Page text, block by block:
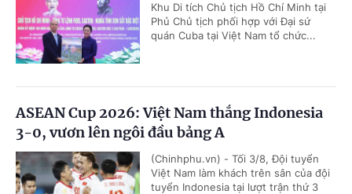
Khu Di tích Chủ tịch Hồ Chí Minh tại
Phủ Chủ tịch phối hợp với Đại sứ
quán Cuba tại Việt Nam tổ chức...
ASEAN Cup 2026: Việt Nam thắng Indonesia
3-0, vươn lên ngôi đầu bảng A
(Chinhphu.vn) - Tối 3/8, Đội tuyển
Việt Nam làm khách trên sân của đội
tuyển Indonesia tại lượt trận thứ 3